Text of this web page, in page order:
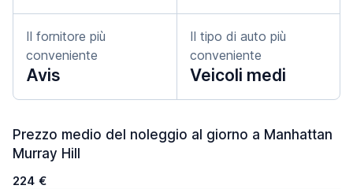
Il fornitore più
conveniente
Avis
Il tipo di auto più
conveniente
Veicoli medi
Prezzo medio del noleggio al giorno a Manhattan
Murray Hill
224 €